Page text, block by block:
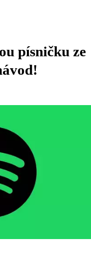
písničku ze